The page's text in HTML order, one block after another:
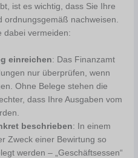
ist es wichtig, dass Sie Ihre
ordnungsgemäß nachweisen.
dabei vermeiden:
einreichen: Das Finanzamt
nur überprüfen, wenn
Ohne Belege stehen die
dass Ihre Ausgaben vom
beschrieben: In einem
Zweck einer Bewirtung so
werden – „Geschäftsessen“